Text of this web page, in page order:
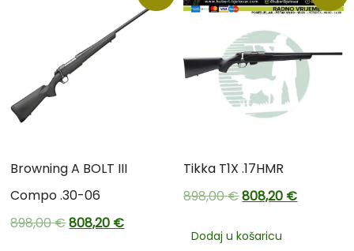
Browning A BOLT III
Compo .30-06
898,00€808,20 €
Tikka T1X .17HMR
898,00€808,20 €
Dodaj u košaricu